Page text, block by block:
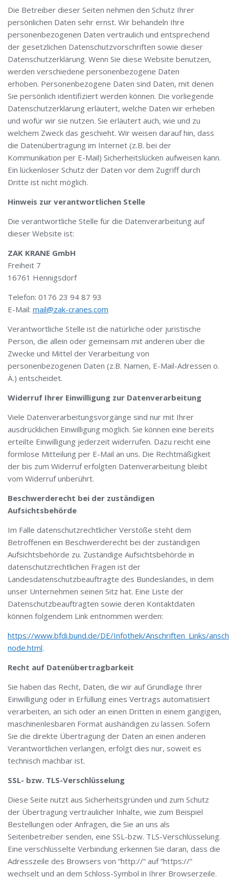
Die Betreiber dieser Seiten nehmen den Schutz Ihrer
persönlichen Daten sehr ernst. Wir behandeln Ihre
personenbezogenen Daten vertraulich und entsprechend
der gesetzlichen Datenschutzvorschriften sowie dieser
Datenschutzerklärung. Wenn Sie diese Website benutzen,
werden verschiedene personenbezogene Daten
erhoben. Personenbezogene Daten sind Daten, mit denen
Sie persönlich identifiziert werden können. Die vorliegende
Datenschutzerklärung erläutert, welche Daten wir erheben
und wofür wir sie nutzen. Sie erläutert auch, wie und zu
welchem Zweck das geschieht. Wir weisen darauf hin, dass
die Datenübertragung im Internet (z.B. bei der
Kommunikation per E-Mail) Sicherheitslücken aufweisen kann.
Ein lückenloser Schutz der Daten vor dem Zugriff durch
Dritte ist nicht möglich.
Hinweis zur verantwortlichen Stelle
Die verantwortliche Stelle für die Datenverarbeitung auf
dieser Website ist:
ZAK KRANE GmbH
Freiheit 7
16761 Hennigsdorf
Telefon: 0176 23 94 87 93
E-Mail: mail@zak-cranes.com
Verantwortliche Stelle ist die natürliche oder juristische
Person, die allein oder gemeinsam mit anderen über die
Zwecke und Mittel der Verarbeitung von
personenbezogenen Daten (z.B. Namen, E-Mail-Adressen o.
Ä.) entscheidet.
Widerruf Ihrer Einwilligung zur Datenverarbeitung
Viele Datenverarbeitungsvorgänge sind nur mit Ihrer
ausdrücklichen Einwilligung möglich. Sie können eine bereits
erteilte Einwilligung jederzeit widerrufen. Dazu reicht eine
formlose Mitteilung per E-Mail an uns. Die Rechtmäßigkeit
der bis zum Widerruf erfolgten Datenverarbeitung bleibt
vom Widerruf unberührt.
Beschwerderecht bei der zuständigen
Aufsichtsbehörde
Im Falle datenschutzrechtlicher Verstöße steht dem
Betroffenen ein Beschwerderecht bei der zuständigen
Aufsichtsbehörde zu. Zuständige Aufsichtsbehörde in
datenschutzrechtlichen Fragen ist der
Landesdatenschutzbeauftragte des Bundeslandes, in dem
unser Unternehmen seinen Sitz hat. Eine Liste der
Datenschutzbeauftragten sowie deren Kontaktdaten
können folgendem Link entnommen werden:
https://www.bfdi.bund.de/DE/Infothek/Anschriften_Links/
node.html.
Recht auf Datenübertragbarkeit
Sie haben das Recht, Daten, die wir auf Grundlage Ihrer
Einwilligung oder in Erfüllung eines Vertrags automatisiert
verarbeiten, an sich oder an einen Dritten in einem gängigen,
maschinenlesbaren Format aushändigen zu lassen. Sofern
Sie die direkte Übertragung der Daten an einen anderen
Verantwortlichen verlangen, erfolgt dies nur, soweit es
technisch machbar ist.
SSL- bzw. TLS-Verschlüsselung
Diese Seite nutzt aus Sicherheitsgründen und zum Schutz
der Übertragung vertraulicher Inhalte, wie zum Beispiel
Bestellungen oder Anfragen, die Sie an uns als
Seitenbetreiber senden, eine SSL-bzw. TLS-Verschlüsselung.
Eine verschlüsselte Verbindung erkennen Sie daran, dass die
Adresszeile des Browsers von “http://” auf “https://”
wechselt und an dem Schloss-Symbol in Ihrer Browserzeile.